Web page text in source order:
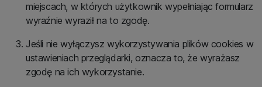
miejscach, w których użytkownik wypełniając formularz
wyraźnie wyraził na to zgodę.
Jeśli nie wyłączysz wykorzystywania plików cookies w
ustawieniach przeglądarki, oznacza to, że wyrażasz
zgodę na ich wykorzystanie.